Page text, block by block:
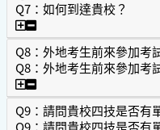
Q7：如何到達貴校？
Q7：如何到達貴校？
Q8：外地考生前來參加考
Q8：外地考生前來參加考
Q8：外地考生前來參
Q9：請問貴校四技是否有
Q9：請問貴校四技是否有